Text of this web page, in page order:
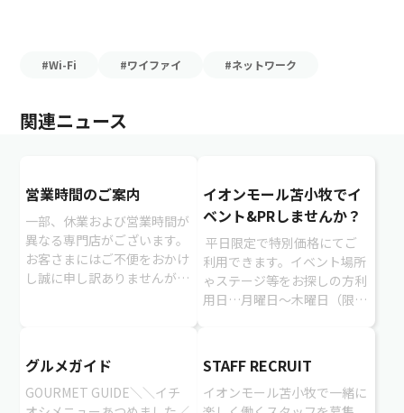
#Wi-Fi #ワイファイ #ネットワーク
関連ニュース
営業時間のご案内
一部、休業および営業時間が
異なる専門店がございます。
お客さまにはご不便をおかけ
し誠に申し訳ありませんが、
イオンモール苫小牧でイ
ベント&PRしませんか？
平日限定で特別価格にてご
利用できます。イベント場所
ゃステージ等をお探しの方利
用日…月曜日～木曜日（限
イオンモール苫小牧 イベン
ト管...
グルメガイド
GOURMET GUIDE＼＼イチ
STAFF RECRUIT
イオンモール苫小牧で一緒に